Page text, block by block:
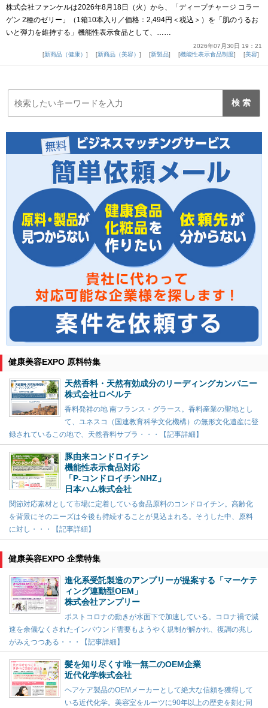
株式会社ファンケルは2026年8月18日（火）から、「ディープチャージ コラー
ゲン 2種のゼリー」（1箱10本入り／価格：2,494円＜税込＞）を「肌のうるお
いと弾力を維持する」機能性表示食品として、……
2026年07月30日 19：21
新商品（健康）
新商品（美容） 新製品 機能性表示食品制度 美容
健康美容EXPO 原料特集
天然香料・天然有効成分のリーディングカンパニー
株式会社ロベルテ
香料発祥の地 南フランス・グラース。香料産業の聖地とし
て、ユネスコ（国連教育科学文化機構）の無形文化遺産に登
録されているこの地で、天然香料サプラ・・・【記事詳細】
豚由来コンドロイチン
機能性表示食品対応
「P-コンドロイチンNHZ」
日本ハム株式会社
関節対応素材として市場に定着している食品原料のコンドロイチン。高齢化
を背景にそのニーズは今後も持続することが見込まれる。そうした中、原料
に対し・・・【記事詳細】
健康美容EXPO 企業特集
進化系受託製造のアンプリーが提案する「マーケテ
ィング連動型OEM」
株式会社アンプリー
ポストコロナの動きが水面下で加速している。コロナ禍で減
速を余儀なくされたインバウンド需要もようやく規制が解かれ、復調の兆し
がみえつつある・・・【記事詳細】
髪を知り尽くす唯一無二のOEM企業
近代化学株式会社
ヘアケア製品のOEMメーカーとして絶大な信頼を獲得して
いる近代化学。美容室をルーツに90年以上の歴史を刻む同